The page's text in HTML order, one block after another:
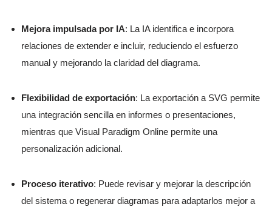
Mejora impulsada por IA: La IA identifica e incorpora
relaciones de extender e incluir, reduciendo el esfuerzo
manual y mejorando la claridad del diagrama.
Flexibilidad de exportación: La exportación a SVG permite
una integración sencilla en informes o presentaciones,
mientras que Visual Paradigm Online permite una
personalización adicional.
Proceso iterativo: Puede revisar y mejorar la descripción
del sistema o regenerar diagramas para adaptarlos mejor a